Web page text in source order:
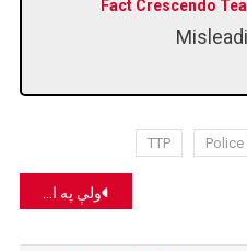
Fact Crescendo
TTP
ولې په امریکا کې ټیک ټاک بند شو؟